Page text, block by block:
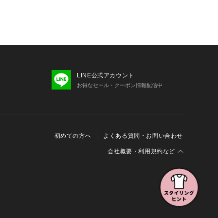
LINE公式アカウント
お得なセール・クーポン情報配信中
初めての方へ よくある質問・お問い合わせ
会社概要・利用規約など
特定商取引に関する法律に基づく表示
Cookieおよびアクセスログについて
三井不動産グループ ソーシャルメディアガイドライン